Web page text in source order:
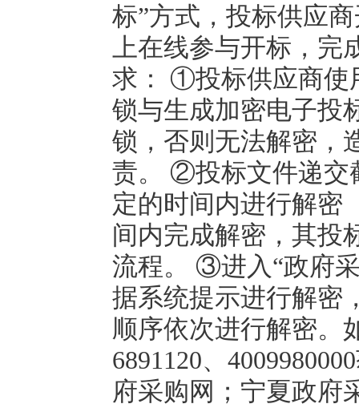
标”方式，投标供应
上在线参与开标，完
求： ①投标供应商使
锁与生成加密电子投
锁，否则无法解密，
责。 ②投标文件递交
定的时间内进行解密
间内完成解密，其投
流程。 ③进入“政府
据系统提示进行解密
顺序依次进行解密。
6891120、
府采购网；宁夏政府